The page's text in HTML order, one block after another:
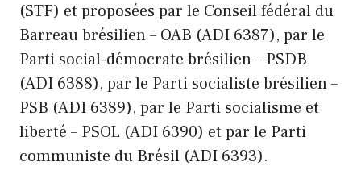
(STF) et proposées par le Conseil fédéral du
Barreau brésilien – OAB (ADI 6387), par le
Parti social-démocrate brésilien – PSDB
(ADI 6388), par le Parti socialiste brésilien –
PSB (ADI 6389), par le Parti socialisme et
liberté – PSOL (ADI 6390) et par le Parti
communiste du Brésil (ADI 6393).